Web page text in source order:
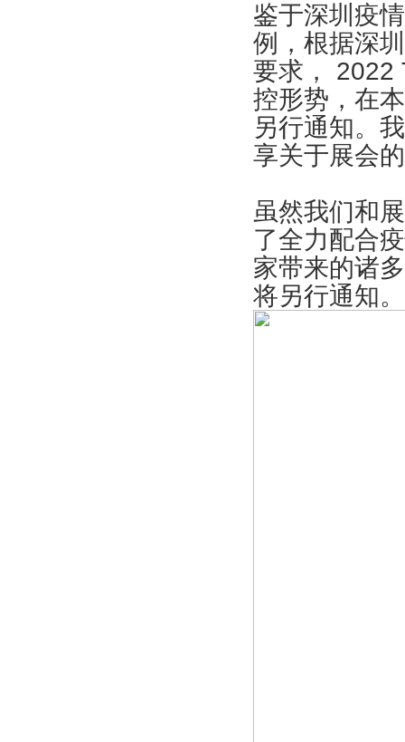
鉴于深圳疫
例，根据深
要求， 2022
控形势，在
另行通知。
享关于展会
虽然我们和
了全力配合
家带来的诸
将另行通知。